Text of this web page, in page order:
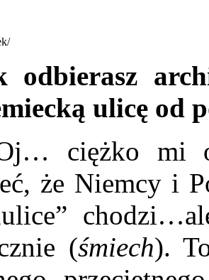
odbierasz
ulicę od
ciężko mi
że Niemcy i
(śmiech).